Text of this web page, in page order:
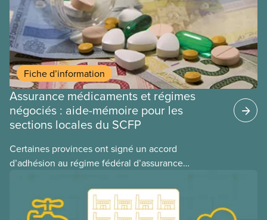
Fiche d’information
Assurance médicaments et régimes
négociés : aide-mémoire pour les
sections locales du SCFP
Certaines provinces ont signé un accord
d’adhésion au régime fédéral d’assurance
ces provinces s’interrogent sur l’incidence que ce
régime pourrait avoir sur leurs avantages